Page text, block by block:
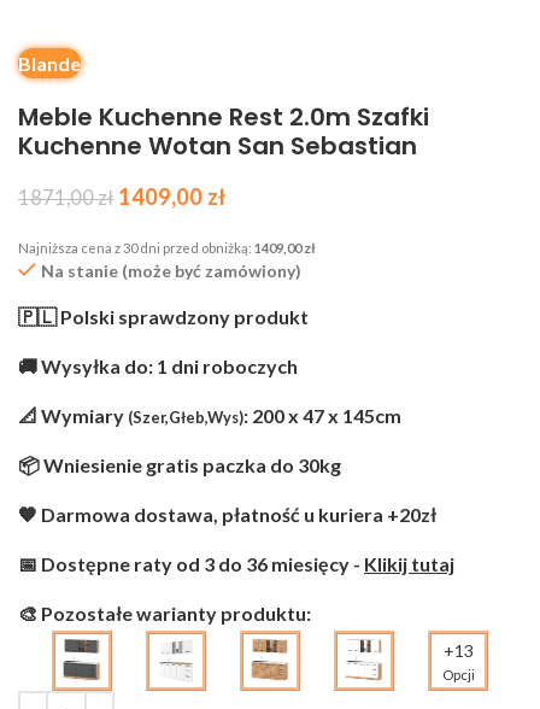
Blande
Meble Kuchenne Rest 2.0m Szafki
Kuchenne Wotan San Sebastian
1871,00zł 1409,00 zł
Najniższa cena z 30 dni przed obniżką: 1409,00zł
Na stanie (może być zamówiony)
🇵🇱 Polski sprawdzony produkt
🚚 Wysyłka do: 1 dni roboczych
📐 Wymiary (Szer,Głeb,Wys): 200 x 47 x 145cm
📦 Wniesienie gratis paczka do 30kg
🧡 Darmowa dostawa, płatność u kuriera +20zł
📅 Dostępne raty od 3 do 36 miesięcy - Klikij tutaj
🎨 Pozostałe warianty produktu:
+13
Opcji